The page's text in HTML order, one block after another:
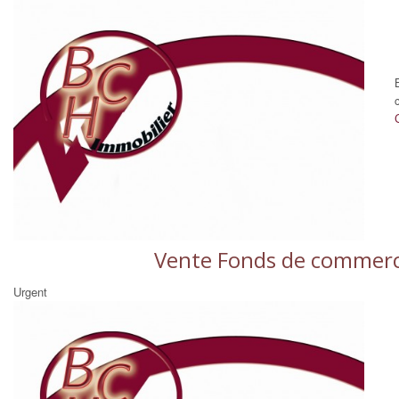
Vente Fonds de
Urgent